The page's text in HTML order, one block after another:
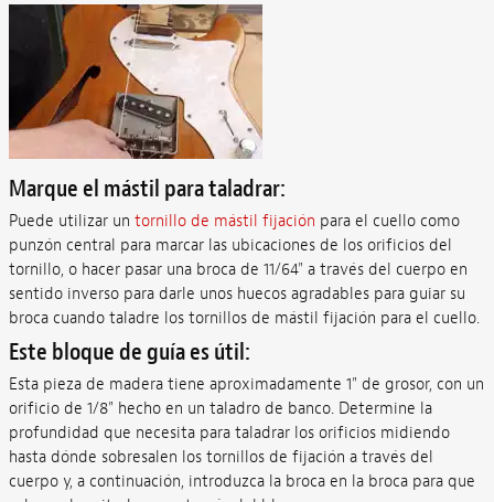
Marque el mástil para taladrar:
Puede utilizar un tornillo de mástil fijación para el cuello como
punzón central para marcar las ubicaciones de los orificios del
tornillo, o hacer pasar una broca de 11/64" a través del cuerpo en
sentido inverso para darle unos huecos agradables para guiar su
broca cuando taladre los tornillos de mástil fijación para el cuello.
Este bloque de guía es útil:
Esta pieza de madera tiene aproximadamente 1" de grosor, con un
orificio de 1/8" hecho en un taladro de banco. Determine la
profundidad que necesita para taladrar los orificios midiendo
hasta dónde sobresalen los tornillos de fijación a través del
cuerpo y, a continuación, introduzca la broca en la broca para que